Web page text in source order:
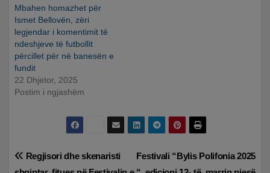
Mbahen homazhet për
Ismet Bellovën, zëri
legjendar i komentimit të
ndeshjeve të futbollit
përcillet për në banesën e
fundit
22 Dhjetor, 2025
Postim i ngjashëm
Lëvizje
Festivali “Bylis Polifonia 2025
Regjisori dhe skenaristi